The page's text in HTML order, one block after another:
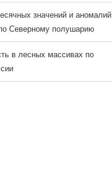
значений и аномалий
Северному полушарию
в лесных массивах по